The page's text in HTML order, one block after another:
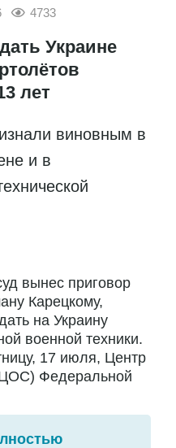
4733
Украине
лет
виновным в
и в
вынес приговор
Карецкому,
на Украину
военной техники.
17 июля, Центр
Федеральной